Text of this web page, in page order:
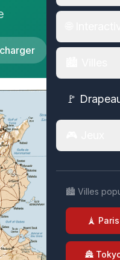
🚩
🏙️ Villes
🗼 Paris
🏯